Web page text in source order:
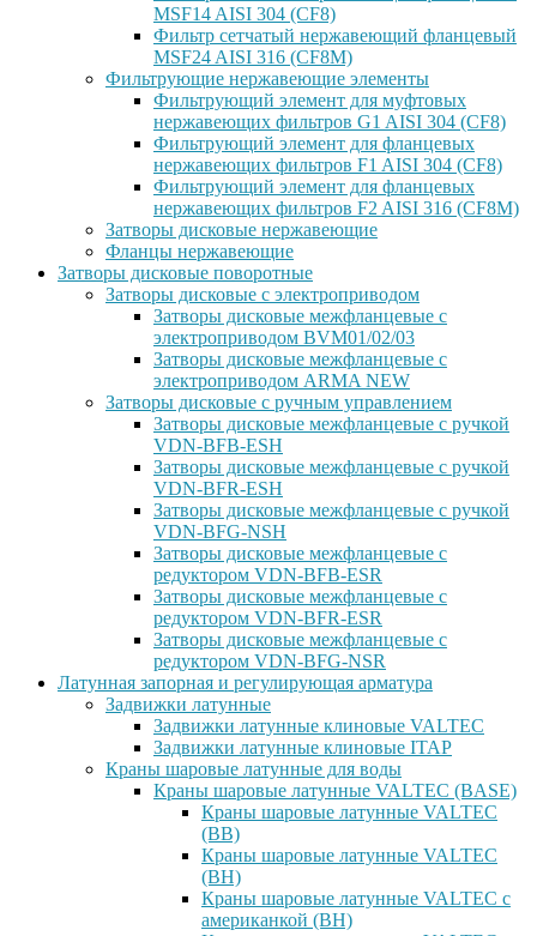
MSF14 AISI 304 (CF8)
Фильтр сетчатый нержавеющий фланцевый
MSF24 AISI 316 (CF8M)
Фильтрующие нержавеющие элементы
Фильтрующий элемент для муфтовых
нержавеющих фильтров G1 AISI 304 (CF8)
Фильтрующий элемент для фланцевых
нержавеющих фильтров F1 AISI 304 (CF8)
Фильтрующий элемент для фланцевых
нержавеющих фильтров F2 AISI 316 (CF8M)
Затворы дисковые нержавеющие
Фланцы нержавеющие
Затворы дисковые поворотные
Затворы дисковые с электроприводом
Затворы дисковые межфланцевые с
электроприводом BVM01/02/03
Затворы дисковые межфланцевые с
электроприводом ARMA NEW
Затворы дисковые с ручным управлением
Затворы дисковые межфланцевые с ручкой
VDN-BFB-ESH
Затворы дисковые межфланцевые с ручкой
VDN-BFR-ESH
Затворы дисковые межфланцевые с ручкой
VDN-BFG-NSH
Затворы дисковые межфланцевые с
редуктором VDN-BFB-ESR
Затворы дисковые межфланцевые с
редуктором VDN-BFR-ESR
Затворы дисковые межфланцевые с
редуктором VDN-BFG-NSR
Латунная запорная и регулирующая арматура
Задвижки латунные
Задвижки латунные клиновые VALTEC
Задвижки латунные клиновые ITAP
Краны шаровые латунные для воды
Краны шаровые латунные VALTEC (BASE)
Краны шаровые латунные VALTEC
(ВВ)
Краны шаровые латунные VALTEC
(ВН)
Краны шаровые латунные VALTEC с
американкой (ВН)